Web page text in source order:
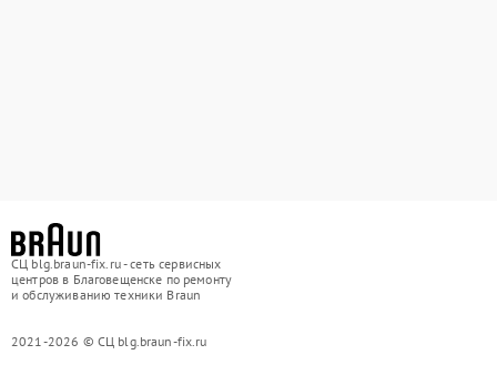
СЦ blg.braun-fix.ru - сеть сервисных
центров в Благовещенске по ремонту
и обслуживанию техники Braun
2021-2026 © СЦ blg.braun-fix.ru